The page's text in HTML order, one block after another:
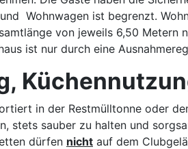
Wohnwagen ist begrenzt.
von jeweils 6,50 Metern
ist nur durch eine
in der Restmülltonne oder
stets sauber zu halten und
dürfen nicht auf dem